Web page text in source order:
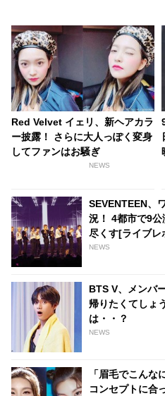
Red Velvet イェリ、新ヘアカラ
ー披露！ さらに大人っぽく変身
してファンはお騒ぎ
NEWS
SEVENTEEN、
況！ 4都市で9
尽くす[ライブレ
NEWS
BTS V、メンバ
帰りたくてしょ
は・・？
NEWS
「眉毛でこんな
コンセプトに合